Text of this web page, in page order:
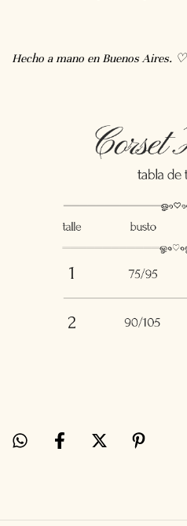
Hecho a mano en Buenos Aires. ♡